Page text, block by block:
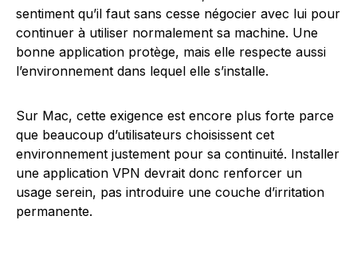
sentiment qu’il faut sans cesse négocier avec lui pour
continuer à utiliser normalement sa machine. Une
bonne application protège, mais elle respecte aussi
l’environnement dans lequel elle s’installe.
Sur Mac, cette exigence est encore plus forte parce
que beaucoup d’utilisateurs choisissent cet
environnement justement pour sa continuité. Installer
une application VPN devrait donc renforcer un
usage serein, pas introduire une couche d’irritation
permanente.